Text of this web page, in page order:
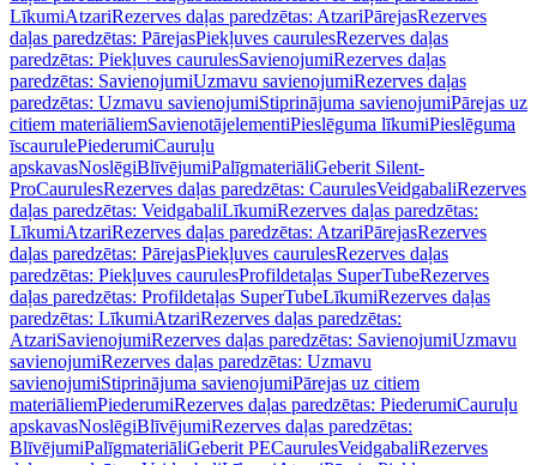
LīkumiAtzariRezerves daļas paredzētas: AtzariPārejasRezerves
daļas paredzētas: PārejasPiekļuves caurulesRezerves daļas
paredzētas: Piekļuves caurulesSavienojumiRezerves daļas
paredzētas: SavienojumiUzmavu savienojumiRezerves daļas
paredzētas: Uzmavu savienojumiStiprinājuma savienojumiPārejas uz
citiem materiāliemSavienotājelementiPieslēguma līkumiPieslēguma
īscaurulePiederumiCauruļu
apskavasNoslēgiBlīvējumiPalīgmateriāliGeberit Silent-
ProCaurulesRezerves daļas paredzētas: CaurulesVeidgabaliRezerves
daļas paredzētas: VeidgabaliLīkumiRezerves daļas paredzētas:
LīkumiAtzariRezerves daļas paredzētas: AtzariPārejasRezerves
daļas paredzētas: PārejasPiekļuves caurulesRezerves daļas
paredzētas: Piekļuves caurulesProfildetaļas SuperTubeRezerves
daļas paredzētas: Profildetaļas SuperTubeLīkumiRezerves daļas
paredzētas: LīkumiAtzariRezerves daļas paredzētas:
AtzariSavienojumiRezerves daļas paredzētas: SavienojumiUzmavu
savienojumiRezerves daļas paredzētas: Uzmavu
savienojumiStiprinājuma savienojumiPārejas uz citiem
materiāliemPiederumiRezerves daļas paredzētas: PiederumiCauruļu
apskavasNoslēgiBlīvējumiRezerves daļas paredzētas:
BlīvējumiPalīgmateriāliGeberit PECaurulesVeidgabaliRezerves